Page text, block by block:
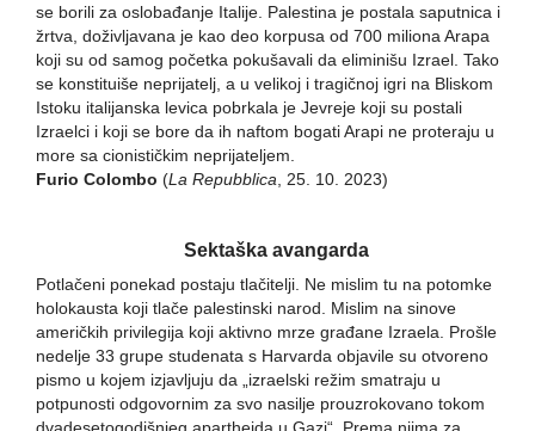
se borili za oslobađanje Italije. Palestina je postala saputnica i
žrtva, doživljavana je kao deo korpusa od 700 miliona Arapa
koji su od samog početka pokušavali da eliminišu Izrael. Tako
se konstituiše neprijatelj, a u velikoj i tragičnoj igri na Bliskom
Istoku italijanska levica pobrkala je Jevreje koji su postali
Izraelci i koji se bore da ih naftom bogati Arapi ne proteraju u
more sa cionističkim neprijateljem.
Furio Colombo (La Repubblica, 25. 10. 2023)
Sektaška avangarda
Potlačeni ponekad postaju tlačitelji. Ne mislim tu na potomke
holokausta koji tlače palestinski narod. Mislim na sinove
američkih privilegija koji aktivno mrze građane Izraela. Prošle
nedelje 33 grupe studenata s Harvarda objavile su otvoreno
pismo u kojem izjavljuju da „izraelski režim smatraju u
potpunosti odgovornim za svo nasilje prouzrokovano tokom